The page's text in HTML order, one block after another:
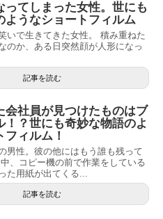
ってしまった女性。世にも
ようなショートフィルム
いで生きてきた女性。 積み重ねた
のか、ある日突然顔が人形になっ
記事を読む
会社員が見つけたものはブ
！？世にも奇妙な物語のよ
フィルム！
男性。彼の他にはもう誰も残って
、コピー機の前で作業をしている
た用紙が出てくる...
記事を読む